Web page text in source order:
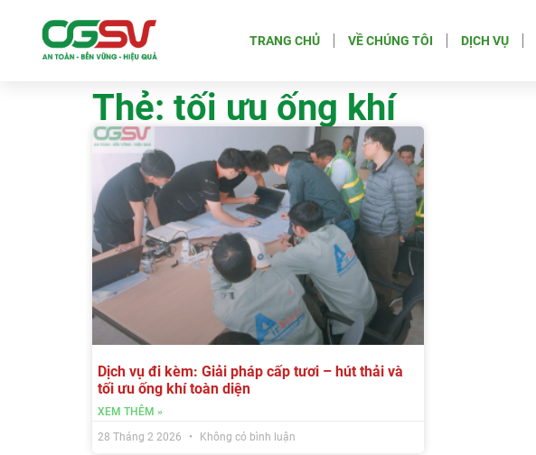
TRANG CHỦ VỀ CHÚNG TÔI DỊCH VỤ
Thẻ: tối ưu ống khí
Dịch vụ đi kèm: Giải pháp cấp tươi – hút thải và
tối ưu ống khí toàn diện
XEM THÊM »
28 Tháng 2 2026
Không có bình luận